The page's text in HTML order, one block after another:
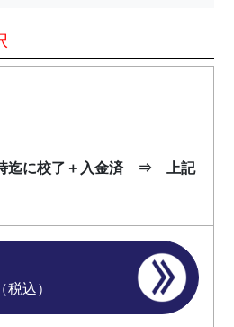
迄に校了＋入金済 ⇒ 上記
込）